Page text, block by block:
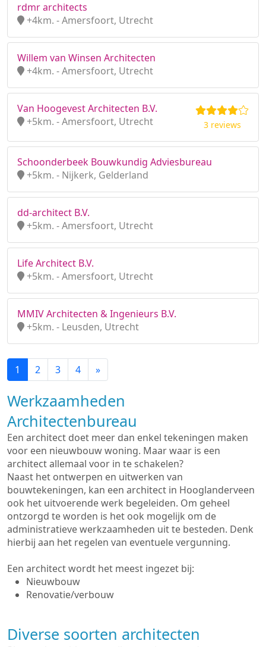
rdmr architects
+4km. - Amersfoort, Utrecht
Willem van Winsen Architecten
+4km. - Amersfoort, Utrecht
Van Hoogevest Architecten B.V.
+5km. - Amersfoort, Utrecht
3 reviews
Schoonderbeek Bouwkundig Adviesbureau
+5km. - Nijkerk, Gelderland
dd-architect B.V.
+5km. - Amersfoort, Utrecht
Life Architect B.V.
+5km. - Amersfoort, Utrecht
MMIV Architecten & Ingenieurs B.V.
+5km. - Leusden, Utrecht
1 2 3 4 »
Werkzaamheden
Architectenbureau
Een architect doet meer dan enkel tekeningen maken
voor een nieuwbouw woning. Maar waar is een
architect allemaal voor in te schakelen?
Naast het ontwerpen en uitwerken van
bouwtekeningen, kan een architect in Hooglanderveen
ook het uitvoerende werk begeleiden. Om geheel
ontzorgd te worden is het ook mogelijk om de
administratieve werkzaamheden uit te besteden. Denk
hierbij aan het regelen van eventuele vergunning.
Een architect wordt het meest ingezet bij:
Nieuwbouw
Renovatie/verbouw
Diverse soorten architecten